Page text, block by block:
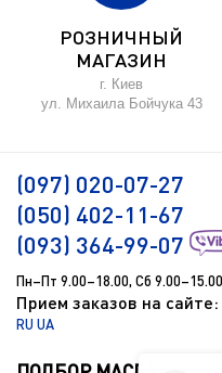
РОЗНИЧНЫЙ
МАГАЗИН
г. Киев
ул. Михаила Бойчука 43
(097) 020-07-27
(050) 402-11-67
(093) 364-99-07
Пн–Пт 9.00–18.00, Сб 9.00–15.00
Прием заказов на
RU UA